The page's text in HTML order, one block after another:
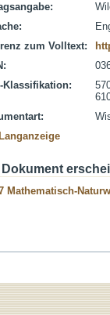
zum Volltext:
Klassifikation:
Dokument
Mathematisch-